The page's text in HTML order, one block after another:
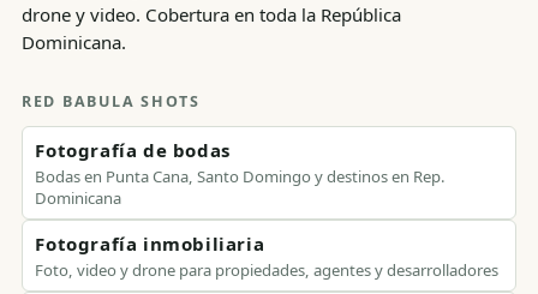
drone y video. Cobertura en toda la República
Dominicana.
RED BABULA SHOTS
Fotografía de bodas
Bodas en Punta Cana, Santo Domingo y destinos en Rep.
Dominicana
Fotografía inmobiliaria
Foto, video y drone para propiedades, agentes y desarrolladores